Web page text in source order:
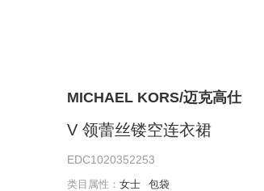
MICHAEL KORS/迈克高仕
V 领蕾丝镂空连衣裙
EDC1020352253
类目属性： 女士
包袋